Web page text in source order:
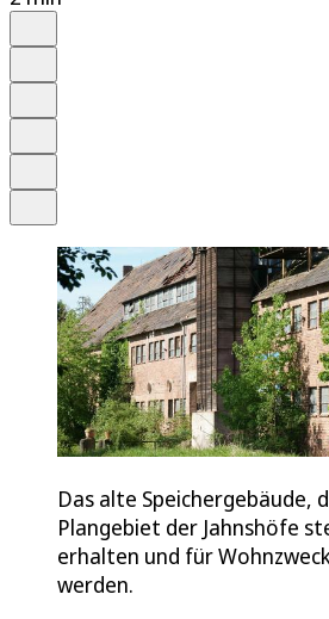
Das alte Speichergebäude,
Plangebiet der Jahnshöfe
erhalten und für
werden.